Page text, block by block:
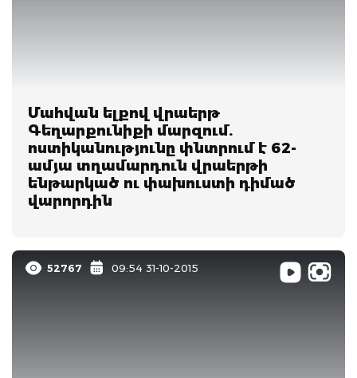
Մահվան ելքով վրաերթ
Գեղարքունիքի մարզում.
ոստիկանությունը փնտրում է 62-
ամյա տղամարդուն վրաերթի
ենթարկած ու փախուստի դիմած
վարորդին
52767 09:54 31-10-2015